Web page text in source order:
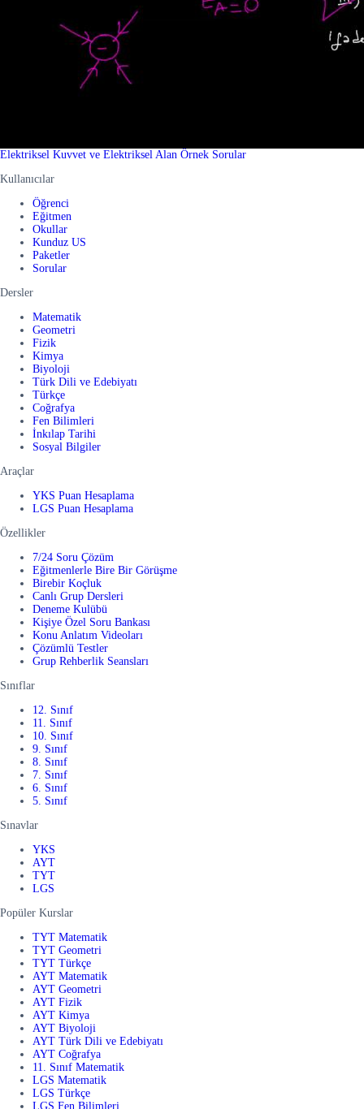
Elektriksel Kuvvet ve Elektriksel Alan Örnek Sorular
Kullanıcılar
Öğrenci
Eğitmen
Okullar
Kunduz US
Paketler
Sorular
Dersler
Matematik
Geometri
Fizik
Kimya
Biyoloji
Türk Dili ve Edebiyatı
Türkçe
Coğrafya
Fen Bilimleri
İnkılap Tarihi
Sosyal Bilgiler
Araçlar
YKS Puan Hesaplama
LGS Puan Hesaplama
Özellikler
7/24 Soru Çözüm
Eğitmenlerle Bire Bir Görüşme
Birebir Koçluk
Canlı Grup Dersleri
Deneme Kulübü
Kişiye Özel Soru Bankası
Konu Anlatım Videoları
Çözümlü Testler
Grup Rehberlik Seansları
Sınıflar
12. Sınıf
11. Sınıf
10. Sınıf
9. Sınıf
8. Sınıf
7. Sınıf
6. Sınıf
5. Sınıf
Sınavlar
YKS
AYT
TYT
LGS
Popüler Kurslar
TYT Matematik
TYT Geometri
TYT Türkçe
AYT Matematik
AYT Geometri
AYT Fizik
AYT Kimya
AYT Biyoloji
AYT Türk Dili ve Edebiyatı
AYT Coğrafya
11. Sınıf Matematik
LGS Matematik
LGS Türkçe
LGS Fen Bilimleri